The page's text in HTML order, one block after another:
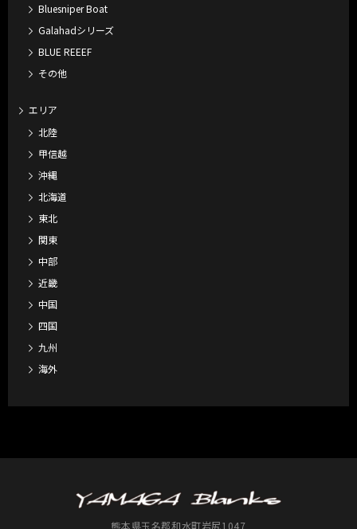
Bluesniper Boat
Galahadシリーズ
BLUE REEEF
その他
エリア
北陸
甲信越
沖縄
北海道
東北
関東
中部
近畿
中国
四国
九州
海外
熊本県玉名郡和水町岩尻1047